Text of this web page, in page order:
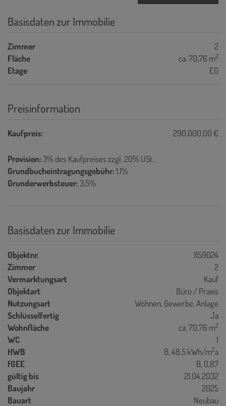
Basisdaten zur Immobilie
Zimmer
2
Fläche
ca. 70,76 m2
Etage EG
Preisinformation
Kaufpreis: 290.000,00 €
Provision:3% des Kaufpreises zzgl. 20% USt.
Grundbucheintragungsgebühr:1,1%
Grunderwerbsteuer:3,5%
Basisdaten zur Immobilie
Objektnr.
1159024
Zimmer
2
Vermarktungsart
Kauf
Objektart
Büro / Praxis
Nutzungsart
Wohnen Gewerbe Anlage
Schlüsselfertig
Ja
Wohnfläche
ca. 70,76 m2
WC
1
HWB
B, 48.5 kWh/m2a
fGEE
B, 0,87
gültig bis
21.04.2032
Baujahr
2025
Bauart
Neubau